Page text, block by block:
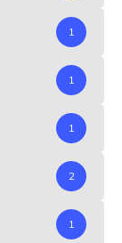
1
1
1
2
1